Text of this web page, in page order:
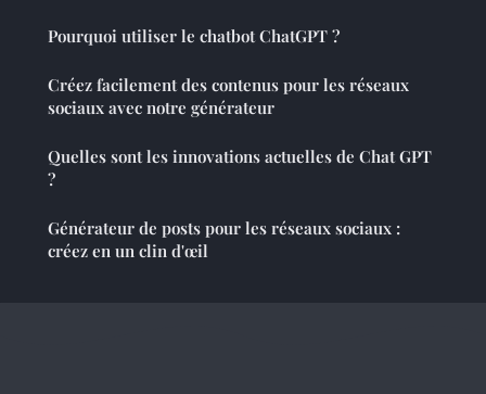
Pourquoi utiliser le chatbot ChatGPT ?
Créez facilement des contenus pour les réseaux
sociaux avec notre générateur
Quelles sont les innovations actuelles de Chat GPT
?
Générateur de posts pour les réseaux sociaux :
créez en un clin d'œil